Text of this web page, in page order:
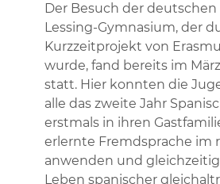
Der Besuch der
Lessing-Gymnasium, der
Kurzzeitprojekt von
wurde, fand bereits im
statt. Hier konnten die
alle das zweite Jahr
erstmals in ihren
erlernte Fremdsprache im
anwenden und
Leben spanischer